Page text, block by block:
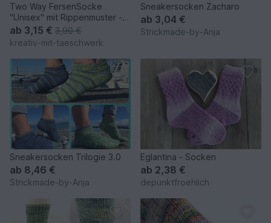
Two Way FersenSocke
"Unisex" mit Rippenmuster -
Gr.32-47
ab 3,15 € 3,90 €
kreativ-mit-taeschwerk
Sneakersocken Zacharo
ab 3,04 €
Strickmade-by-Anja
Sneakersocken Trilogie 3.0
ab 8,46 €
Strickmade-by-Anja
Eglantina - Socken
ab 2,38 €
depunktfroehlich